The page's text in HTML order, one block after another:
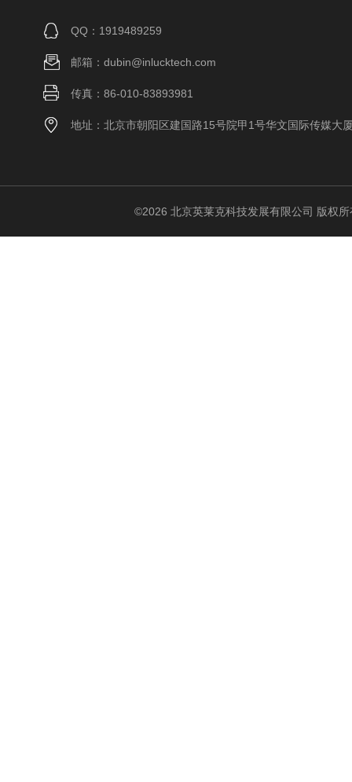
QQ：1919489259
邮箱：dubin@inlucktech.com
传真：86-010-83893981
地址：北京市朝阳区建国路15号院甲1号华文国际传媒大
©2026 北京英莱克科技发展有限公司 版